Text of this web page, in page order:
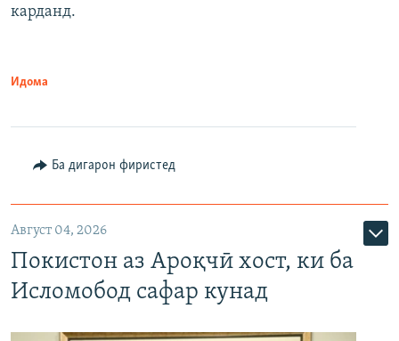
карданд.
Идома
Ба дигарон фиристед
Август 04, 2026
Покистон аз Ароқчӣ хост, ки ба
Исломобод сафар кунад